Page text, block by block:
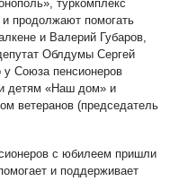
туркомплекс
продолжают помогать
и Валерий Губаров,
Облдумы Сергей
Союза пенсионеров
детям «Наш дом» и
ветеранов (председатель
с юбилеем пришли
и поддерживает